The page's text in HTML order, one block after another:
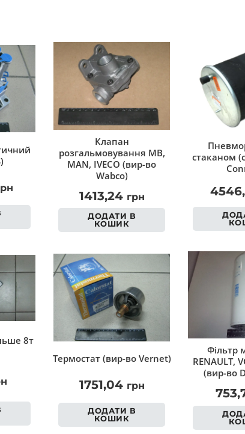
Клапан
розгальмовування MB,
MAN, IVECO (вир-во
Wabco)
1413,24 грн
ДОДАТИ В
КОШИК
стаканом
8т
Термостат (вир-во Vernet)
1751,04 грн
ДОДАТИ В
КОШИК
Фільтр
RENAULT,
(вир-во